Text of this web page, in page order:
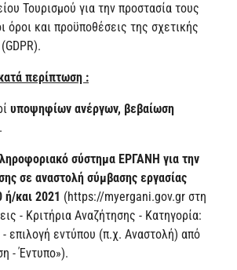
Τουρισμού για την προστασία τους
όροι και προϋποθέσεις της σχετικής
περίπτωση :
υποψηφίων ανέργων, βεβαίωση
.
σύστημα ΕΡΓΑΝΗ για την
σε αναστολή σύμβασης εργασίας
ή/και 2021 (https://myergani.gov.gr στη
- Κριτήρια Αναζήτησης - Κατηγορία:
επιλογή εντύπου (π.χ. Αναστολή) από
- Έντυπο»).